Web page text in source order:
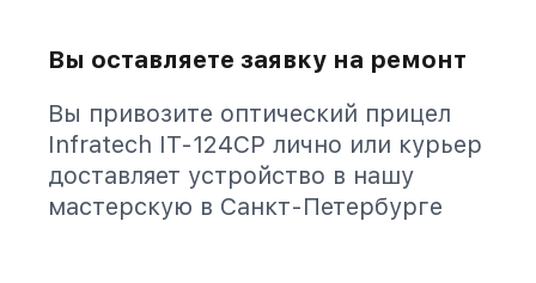
Вы оставляете заявку на ремонт
Вы привозите оптический прицел
Infratech IT-124CP лично или курьер
доставляет устройство в нашу
мастерскую в Санкт-Петербурге